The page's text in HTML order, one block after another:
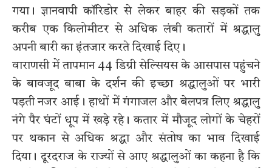
गया। ज्ञानवापी कॉरिडोर से लेकर बाहर की सड़कों तक
करीब एक किलोमीटर से अधिक लंबी कतारों में श्रद्धालु
अपनी बारी का इंतजार करते दिखाई दिए।
वाराणसी में तापमान 44 डिग्री सेल्सियस के आसपास पहुंचने
के बावजूद बाबा के दर्शन की इच्छा श्रद्धालुओं पर भारी
पड़ती नजर आई। हाथों में गंगाजल और बेलपत्र लिए श्रद्धालु
नंगे पैर घंटों धूप में खड़े रहे। कतार में मौजूद लोगों के चेहरों
पर थकान से अधिक श्रद्धा और संतोष का भाव दिखाई
दिया। दूरदराज के राज्यों से आए श्रद्धालुओं का कहना है कि